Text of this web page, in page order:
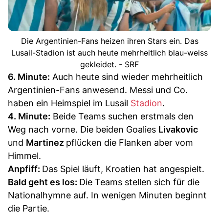
Die Argentinien-Fans heizen ihren Stars ein. Das
Lusail-Stadion ist auch heute mehrheitlich blau-weiss
gekleidet. - SRF
6. Minute: Auch heute sind wieder mehrheitlich
Argentinien-Fans anwesend. Messi und Co.
haben ein Heimspiel im Lusail Stadion.
4. Minute: Beide Teams suchen erstmals den
Weg nach vorne. Die beiden Goalies Livakovic
und Martinez pflücken die Flanken aber vom
Himmel.
Anpfiff: Das Spiel läuft, Kroatien hat angespielt.
Bald geht es los: Die Teams stellen sich für die
Nationalhymne auf. In wenigen Minuten beginnt
die Partie.